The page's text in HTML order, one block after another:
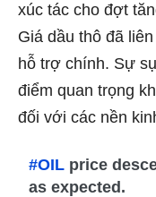
xúc tác cho đợt
Giá dầu thô đã
hỗ trợ chính. Sự
điểm quan trọng
đối với các nền
#OIL price
as expected.